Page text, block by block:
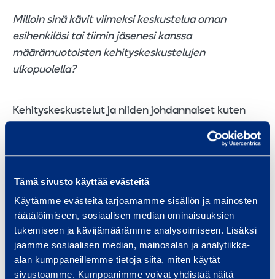
Tämä sivusto käyttää evästeitä
Käytämme evästeitä tarjoamamme sisällön ja mainosten
räätälöimiseen, sosiaalisen median ominaisuuksien
tukemiseen ja kävijämäärämme analysoimiseen. Lisäksi
jaamme sosiaalisen median, mainosalan ja analytiikka-
alan kumppaneillemme tietoja siitä, miten käytät
sivustoamme. Kumppanimme voivat yhdistää näitä
Milloin sinä kävit viimeksi keskustelua oman
esihenkilösi tai tiimin jäsenesi kanssa
määrämuotoisten kehityskeskustelujen
ulkopuolella?
Kehityskeskustelut ja niiden johdannaiset kuten
mielekkyyden ja siten työtyytyväisyyden
lisäämisessä. Ne kuitenkin antavat vain
tilannekuvan ja suuntaviivat, mutta aito
Esimerkiksi kesätyöntekijöiden osalta ei
välttämättä useinkaan päästä pitämään
kehityskeskusteluja, mutta heidänkin työtään tulee
johtaa yhtä lailla, ja myös heidän